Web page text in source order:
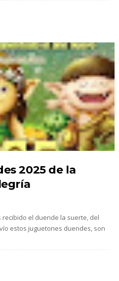
2025 de la
recibido el duende la suerte, del
estos juguetones duendes, son